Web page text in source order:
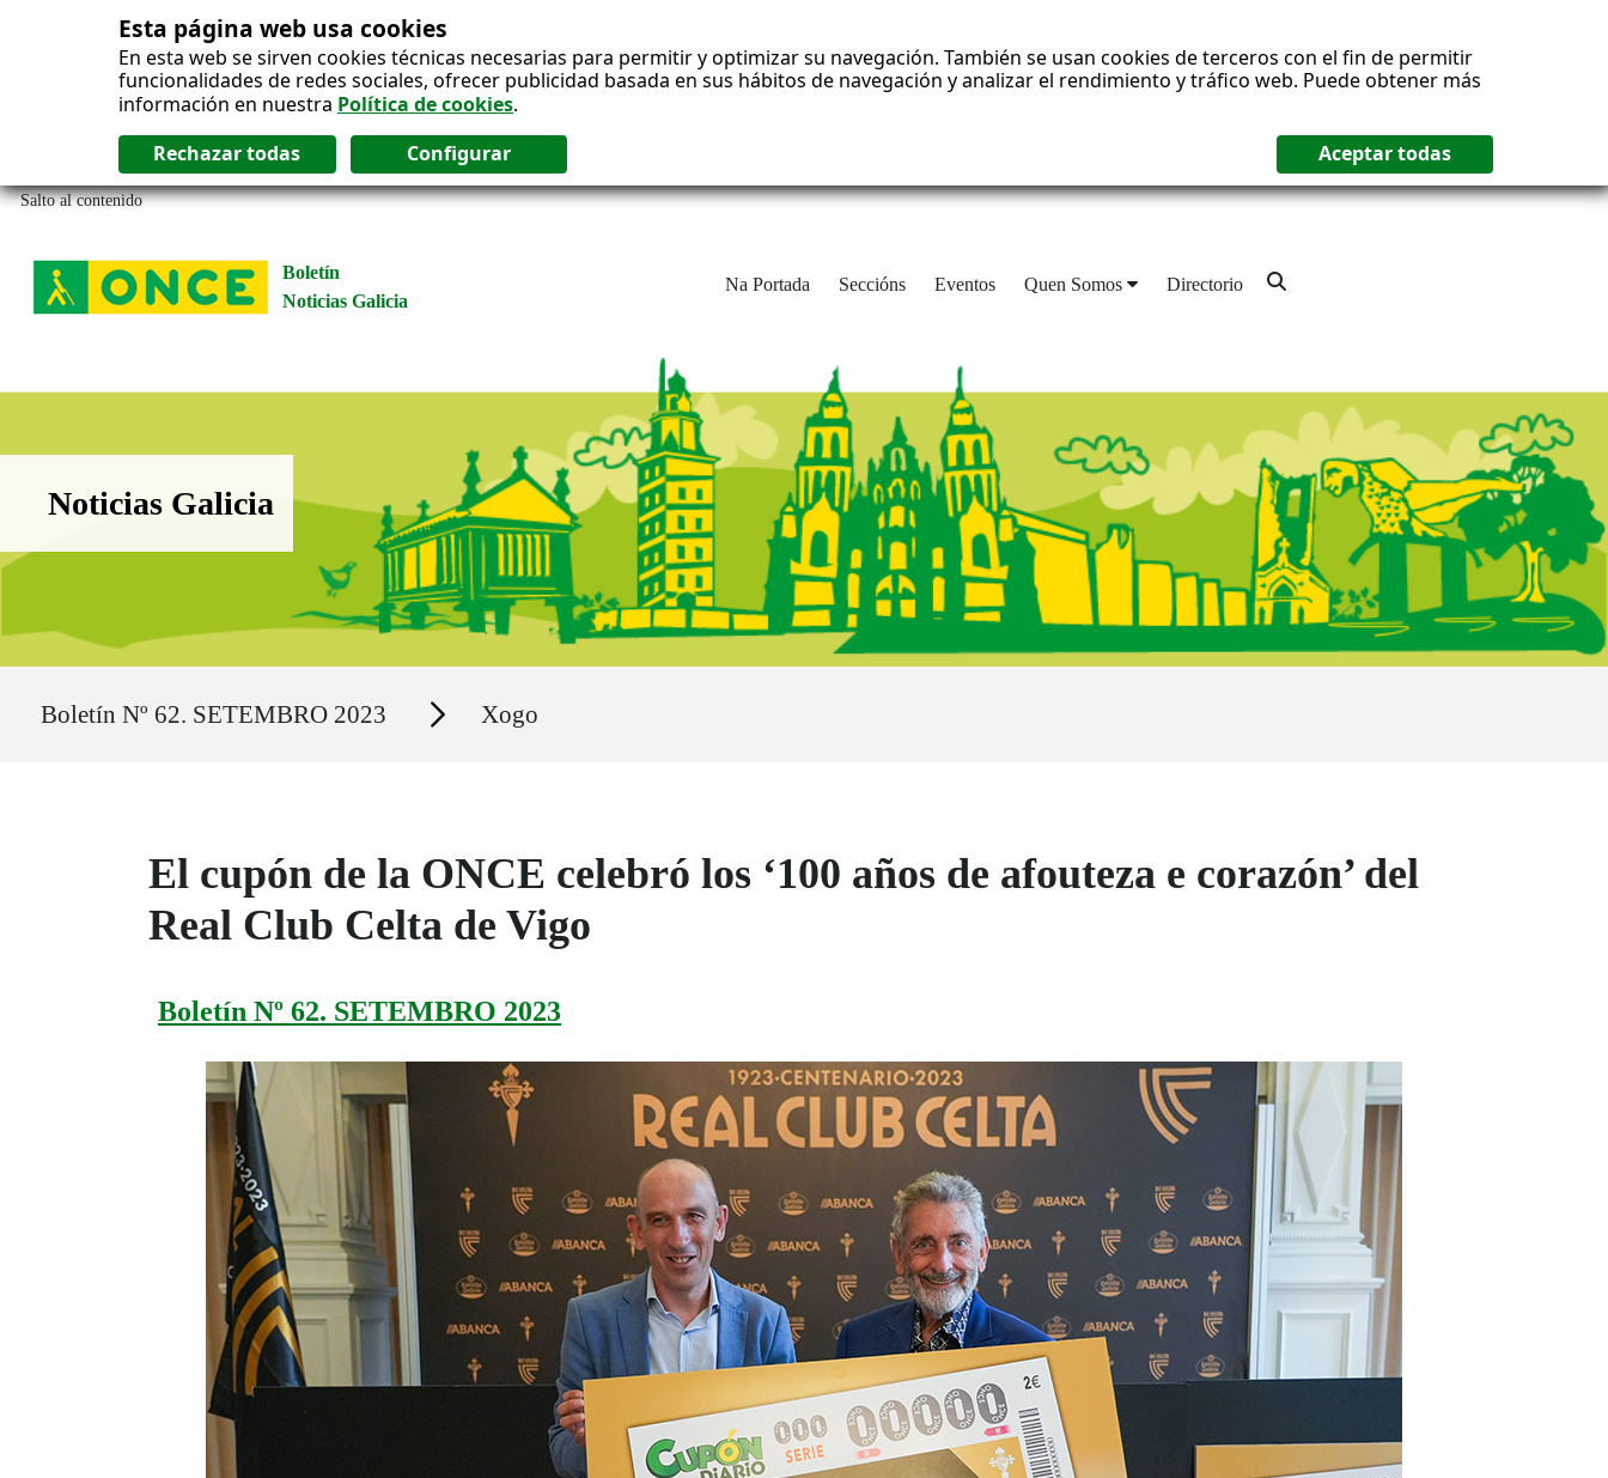
Esta página web usa cookies
En esta web se sirven cookies técnicas necesarias para permitir y optimizar su navegación. También se usan cookies de terceros con el fin de permitir
funcionalidades de redes sociales, ofrecer publicidad basada en sus hábitos de navegación y analizar el rendimiento y tráfico web. Puede obtener más
información en nuestra Política de cookies.
Salto al contenido
Boletín
Noticias Galicia
Na Portada Seccións Eventos Quen Somos Directorio
Boletín Noticias Galicia
Noticias Galicia
Boletín Nº 62. SETEMBRO 2023 Secciones Xogo
El cupón de la ONCE celebró los ‘100 años de afouteza e corazón’ del
Real Club Celta de Vigo
Boletín Nº 62. SETEMBRO 2023